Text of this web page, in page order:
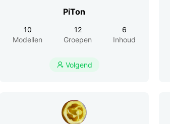
PiTon
10
Modellen
12
Groepen
6
Inhoud
 Volgend